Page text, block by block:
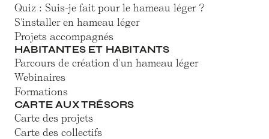
Quiz : Suis-je fait pour le hameau léger ?
S'installer en hameau léger
Projets accompagnés
HABITANTES ET HABITANTS
Parcours de création d'un hameau léger
Webinaires
Formations
CARTE AUX TRÉSORS
Carte des projets
Carte des collectifs